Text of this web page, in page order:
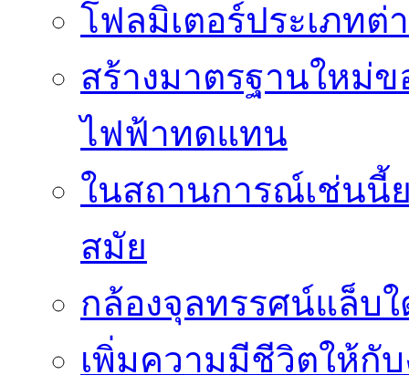
โฟลมิเตอร์ประเภทต่
สร้างมาตรฐานใหม่ข
ไฟฟ้าทดแทน
ในสถานการณ์เช่นนี้
สมัย
กล้องจุลทรรศน์แล็บ
เพิ่มความมีชีวิตให้กับ